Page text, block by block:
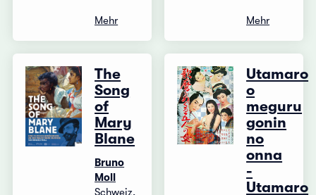
Mehr Mehr
The
Song
of
Mary
Blane
Bruno
Moll
Schweiz,
Utamaro
o
meguru
gonin
no
onna
-
Utamaro